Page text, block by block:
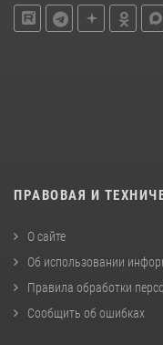
ПРАВОВАЯ И
О сайте
Об использовании
Правила обработки
Сообщить об ошибках